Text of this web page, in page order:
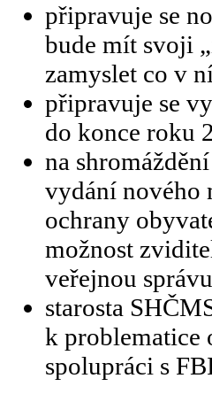
připravuje se
bude mít svoji
zamyslet co v
připravuje se
do konce roku
na
vydání nového
ochrany
možnost
veřejnou
starosta
k problematice
spolupráci s